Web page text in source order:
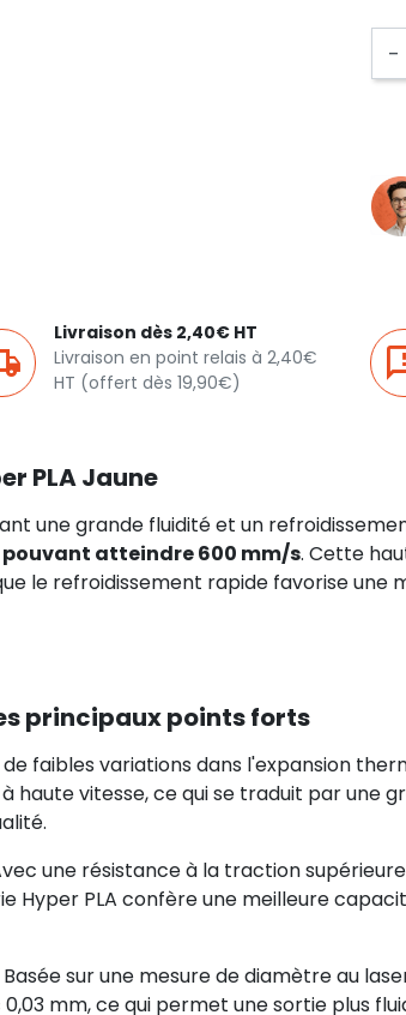
-
Livraison dès 2,40€ HT
Livraison en point relais à 2,40€
HT (offert dès 19,90€)
PLA Jaune
une grande fluidité et un
atteindre 600 mm/s. Cette
le refroidissement rapide favorise une
principaux points forts
faibles variations dans l'expansion
vitesse, ce qui se traduit par une
une résistance à la traction
Hyper PLA confère une meilleure
Basée sur une mesure de diamètre au
mm, ce qui permet une sortie plus